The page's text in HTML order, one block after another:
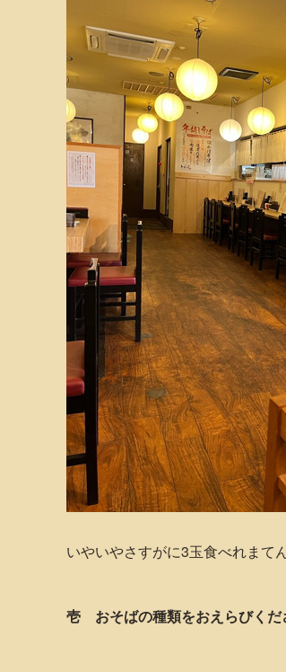
いやいやさすがに3玉食べれまて
壱 おそばの種類をおえらびくだ